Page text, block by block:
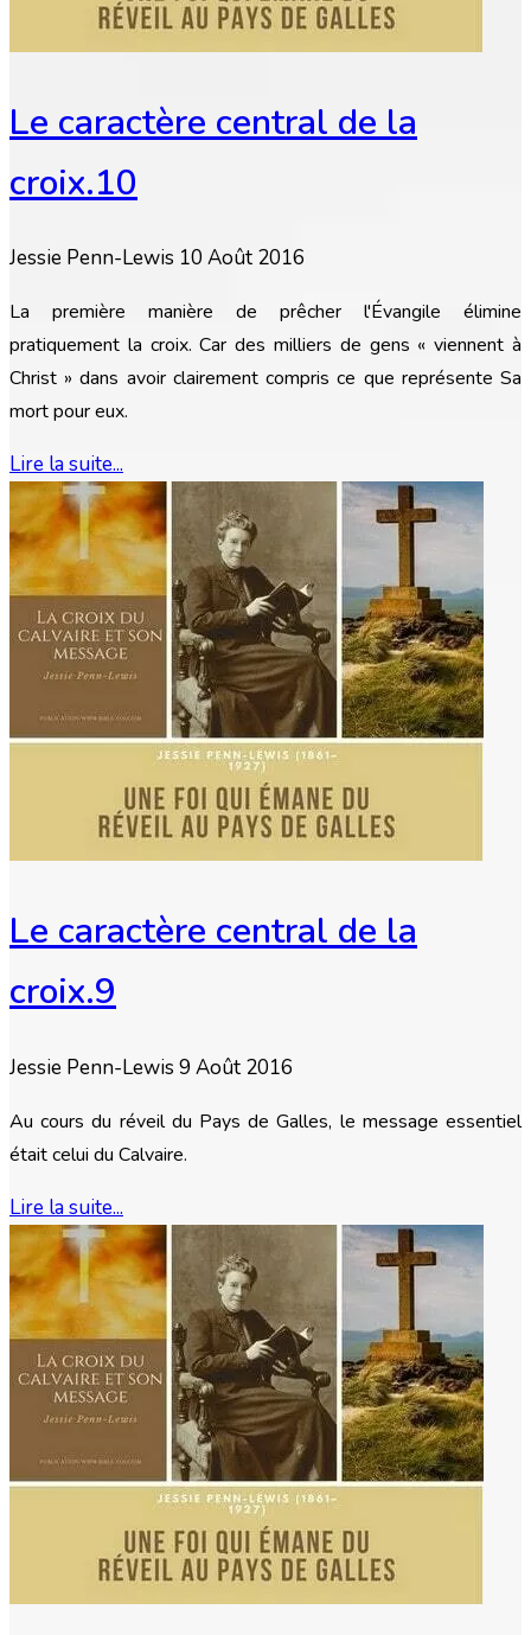
Le caractère central de la
croix.10
Jessie Penn-Lewis 10 Août 2016
La première manière de prêcher l'Évangile élimine
pratiquement la croix. Car des milliers de gens « viennent à
Christ » dans avoir clairement compris ce que représente Sa
mort pour eux.
Lire la suite...
Le caractère central de la
croix.9
Jessie Penn-Lewis 9 Août 2016
Au cours du réveil du Pays de Galles, le message essentiel
était celui du Calvaire.
Lire la suite...